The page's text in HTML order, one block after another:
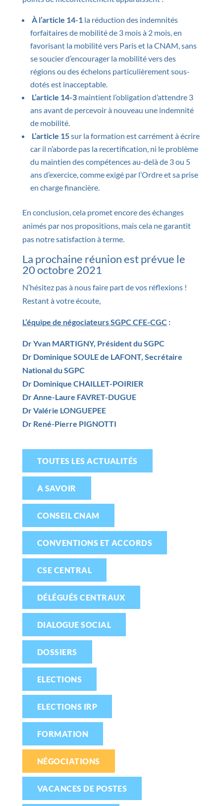
À l’article 14-1 la réduction des indemnités
forfaitaires de mobilité de 3 mois à 2 mois, en
favorisant la mobilité vers Paris et la CNAM, sans
se soucier d’encourager la mobilité vers des
régions ou des échelons particulièrement sous-
dotés est inacceptable.
L’article 14-3maintient l’obligation d’attendre 3
ans avant de percevoir à nouveau une indemnité
de mobilité.
L’article 15sur la formation est carrément à écrire
car il n’aborde pas la recertification, ni le problème
du maintien des compétences au-delà de 3 ou 5
ans d’exercice, comme exigé par l’Ordre et sa prise
en charge financière.
En conclusion, cela promet encore des échanges
animés par nos propositions, mais cela ne garantit
pas notre satisfaction à terme.
La prochaine réunion est prévue le
20 octobre 2021
N’hésitez pas à nous faire part de vos réflexions !
Restant à votre écoute,
L’équipe de négociateurs SGPC CFE-CGC :
Dr Yvan MARTIGNY, Président du SGPC
Dr Dominique SOULE de LAFONT, Secrétaire
National du SGPC
Dr Dominique CHAILLET-POIRIER
Dr Anne-Laure FAVRET-DUGUE
Dr Valérie LONGUEPEE
Dr René-Pierre PIGNOTTI
TOUTES LES ACTUALITÉS
A SAVOIR
CONSEIL CNAM
CONVENTIONS ET ACCORDS
CSE CENTRAL
DÉLÉGUÉS CENTRAUX
DIALOGUE SOCIAL
DOSSIERS
ELECTIONS
ELECTIONS IRP
FORMATION
NÉGOCIATIONS
VACANCES DE POSTES